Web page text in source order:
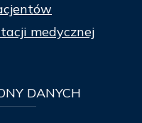
medycznej
DANYCH